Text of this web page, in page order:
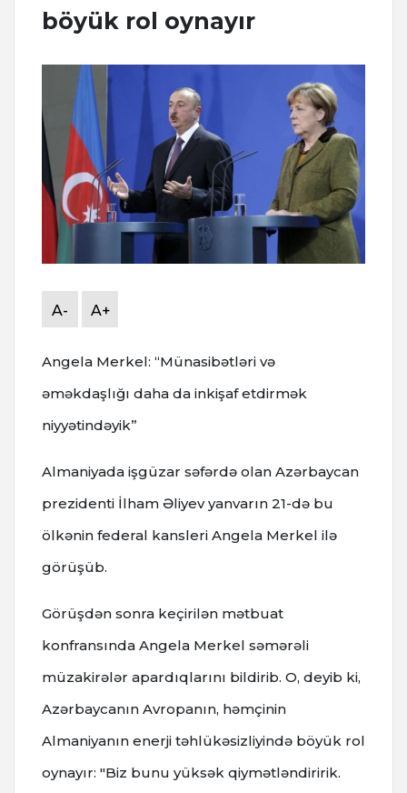
böyük rol oynayır
A- A+
Angela Merkel: “Münasibətləri və
əməkdaşlığı daha da inkişaf etdirmək
niyyətindəyik”
Almaniyada işgüzar səfərdə olan Azərbaycan
prezidenti İlham Əliyev yanvarın 21-də bu
ölkənin federal kansleri Angela Merkel ilə
görüşüb.
Görüşdən sonra keçirilən mətbuat
konfransında Angela Merkel səmərəli
müzakirələr apardıqlarını bildirib. O, deyib ki,
Azərbaycanın Avropanın, həmçinin
Almaniyanın enerji təhlükəsizliyində böyük rol
oynayır: "Biz bunu yüksək qiymətləndiririk.